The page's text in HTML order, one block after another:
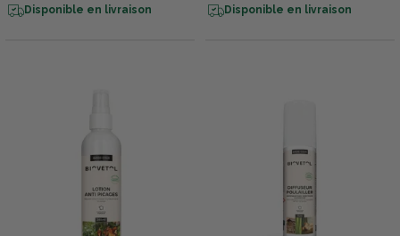
Disponible en livraison Disponible en livraison